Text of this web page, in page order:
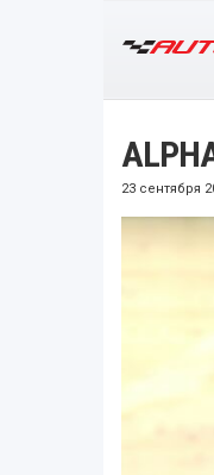
23 сентября